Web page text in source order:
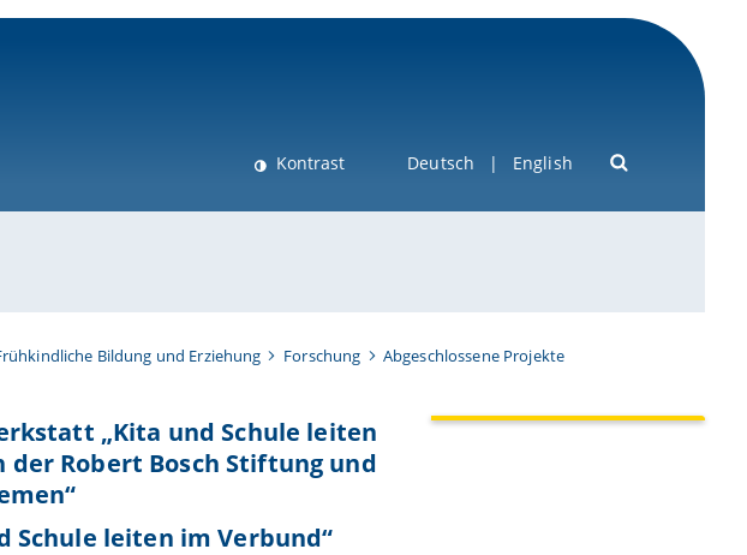
Kontrast Deutsch English
Bildung und Erziehung Forschung
Abgeschlossene Projekte
„Kita und Schule leiten
Robert Bosch Stiftung und
leiten im Verbund“